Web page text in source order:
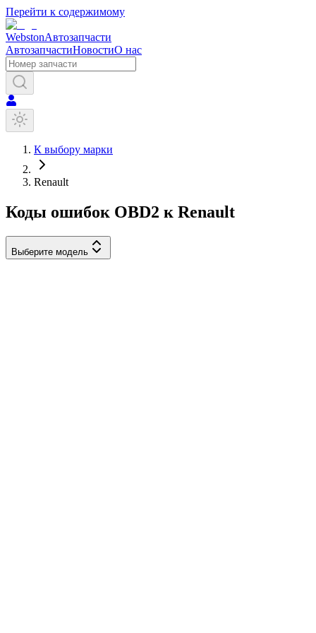
Перейти к содержимому
WebstonАвтозапчасти
АвтозапчастиНовостиО нас
К выбору марки
Renault
Коды ошибок OBD2 к Renault
Выберите модель